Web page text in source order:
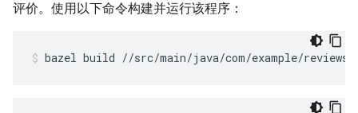
评价。使用以下命令构建并运行该程序：
bazel build //src/main/java/com/example/